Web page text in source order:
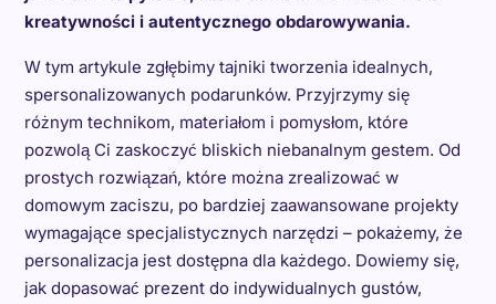
kreatywności i autentycznego obdarowywania.
W tym artykule zgłębimy tajniki tworzenia idealnych,
spersonalizowanych podarunków. Przyjrzymy się
różnym technikom, materiałom i pomysłom, które
pozwolą Ci zaskoczyć bliskich niebanalnym gestem. Od
prostych rozwiązań, które można zrealizować w
domowym zaciszu, po bardziej zaawansowane projekty
wymagające specjalistycznych narzędzi – pokażemy, że
personalizacja jest dostępna dla każdego. Dowiemy się,
jak dopasować prezent do indywidualnych gustów,